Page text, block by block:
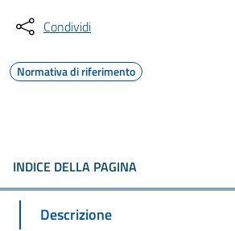
Condividi
Normativa di riferimento
INDICE DELLA PAGINA
Descrizione